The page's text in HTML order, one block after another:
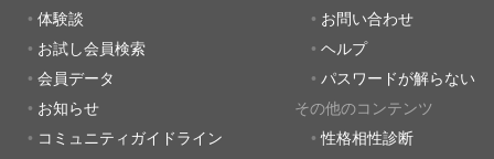
体験談
お試し会員検索
会員データ
お知らせ
コミュニティガイドライン
お問い合わせ
ヘルプ
パスワードが解らない
その他のコンテンツ
性格相性診断